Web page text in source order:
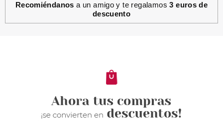
ESSENCE
2.90€
Recomiéndanos a un amigo y te regalamos3 euros de
descuento